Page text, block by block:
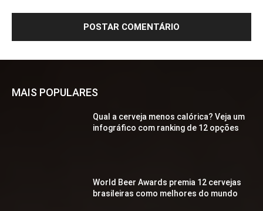
MAIS POPULARES
Qual a cerveja menos calórica? Veja um
infográfico com ranking de 12 opções
World Beer Awards premia 12 cervejas
brasileiras como melhores do mundo